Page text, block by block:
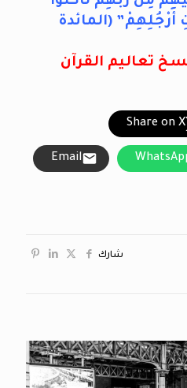
(المائدة
تعاليم القرآن
Share on X
Email
شارك